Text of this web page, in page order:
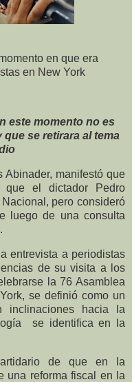
en que era
en New York
este momento no es
se retirara al tema
manifestó que
que el dictador Pedro
pero consideró
luego de una consulta
entrevista a periodistas
de su visita a los
la 76 Asamblea
se definió como un
inclinaciones hacia la
se identifica en la
de que en la
una reforma fiscal en la